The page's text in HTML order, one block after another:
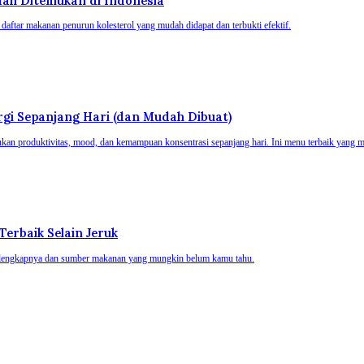
makanan penurun kolesterol yang mudah didapat dan terbukti efektif.
Sepanjang Hari (dan Mudah Dibuat)
produktivitas, mood, dan kemampuan konsentrasi sepanjang hari. Ini menu terbaik yang
Selain Jeruk
dan sumber makanan yang mungkin belum kamu tahu.